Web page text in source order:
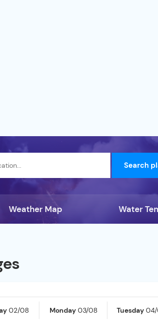
Weather Map Water
02/08 Monday 03/08 Tuesday